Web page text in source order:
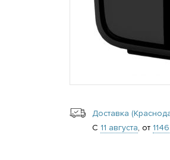
Доставка
С 11 августа, от 1146